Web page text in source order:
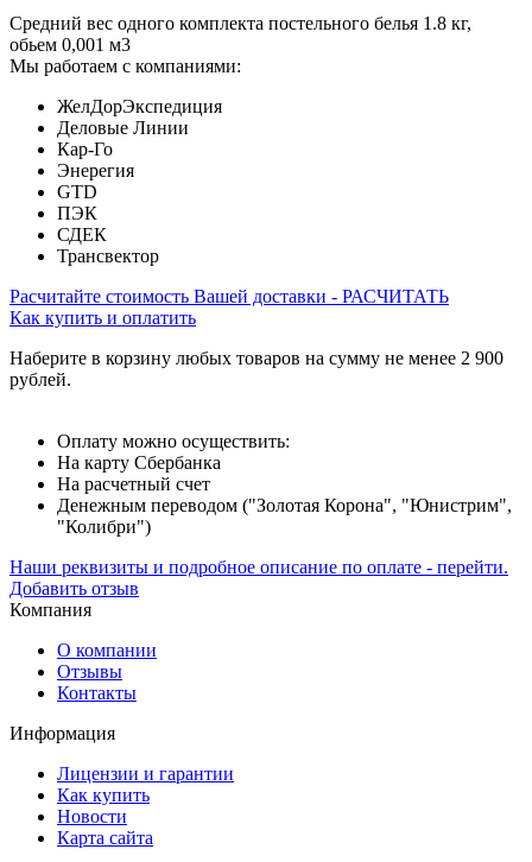
Средний вес одного комплекта постельного белья 1.8 кг,
обьем 0,001 м3
Мы работаем с компаниями:
ЖелДорЭкспедиция
Деловые Линии
Кар-Го
Энерегия
GTD
ПЭК
СДЕК
Трансвектор
Расчитайте стоимость Вашей доставки - РАСЧИТАТЬ
Как купить и оплатить
Наберите в корзину любых товаров на сумму не менее 2 900
рублей.
Оплату можно осуществить:
На карту Сбербанка
На расчетный счет
Денежным переводом ("Золотая Корона", "Юнистрим",
"Колибри")
Наши реквизиты и подробное описание по оплате - перейти.
Добавить отзыв
Компания
О компании
Отзывы
Контакты
Информация
Лицензии и гарантии
Как купить
Новости
Карта сайта